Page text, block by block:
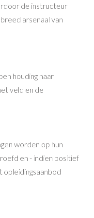
de instructeur
arsenaal van
houding naar
veld en de
worden op hun
en - indien positief
opleidingsaanbod